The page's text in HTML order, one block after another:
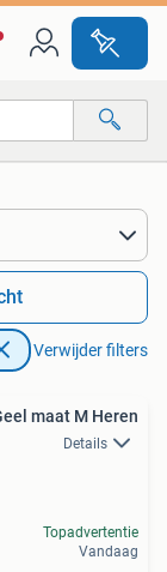
Verwijder filters
maat M Heren
Details
Topadvertentie
Vandaag